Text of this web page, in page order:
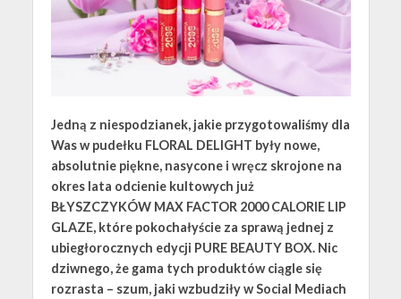
Jedną z niespodzianek, jakie przygotowaliśmy dla
Was w pudełku FLORAL DELIGHT były nowe,
absolutnie piękne, nasycone i wręcz skrojone na
okres lata odcienie kultowych już
BŁYSZCZYKÓW MAX FACTOR 2000 CALORIE LIP
GLAZE, które pokochałyście za sprawą jednej z
ubiegłorocznych edycji PURE BEAUTY BOX. Nic
dziwnego, że gama tych produktów ciągle się
rozrasta – szum, jaki wzbudziły w Social Mediach